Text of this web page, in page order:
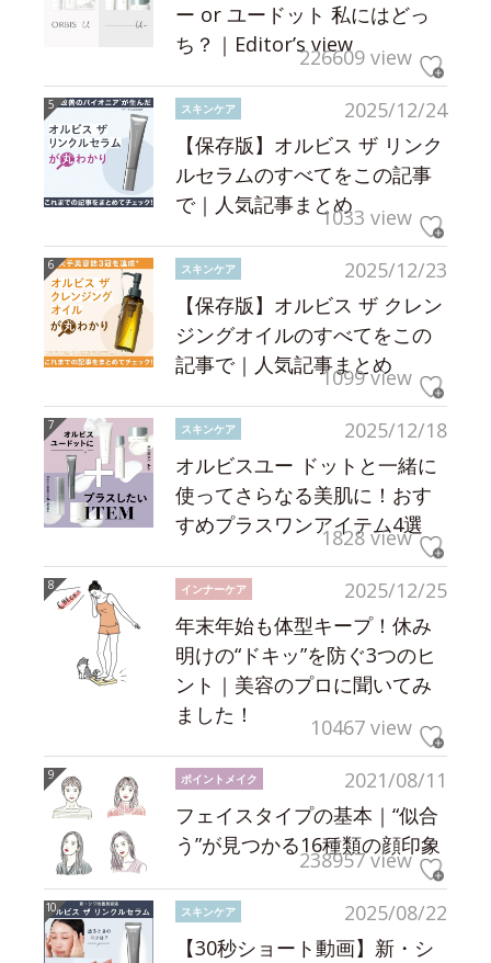
ー or ユードット 私にはどっ
ち？｜Editor’s view226609 view
2025/12/24
スキンケア
【保存版】オルビス ザ リンク
ルセラムのすべてをこの記事
で｜人気記事まとめ1033 view
2025/12/23
スキンケア
【保存版】オルビス ザ クレン
ジングオイルのすべてをこの
記事で｜人気記事まとめ
1099 view
2025/12/18
スキンケア
オルビスユー ドットと一緒に
使ってさらなる美肌に！おす
すめプラスワンアイテム4選
1828 view
2025/12/25
インナーケア
年末年始も体型キープ！休み
明けの“ドキッ”を防ぐ3つのヒ
ント｜美容のプロに聞いてみ
ました！
10467 view
2021/08/11
ポイントメイク
フェイスタイプの基本｜“似合
う”が見つかる16種類の顔印象
238957 view
2025/08/22
スキンケア
【30秒ショート動画】新・シ